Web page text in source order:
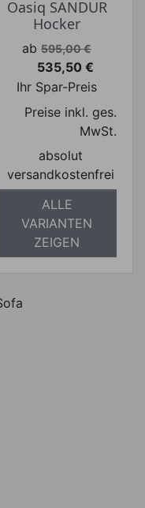
Oasiq SANDUR
Hocker
Verkaufspreis
ab 595,00 €
Preis
535,50 €
Ihr Spar-Preis
Preise inkl. ges.
MwSt.
absolut
versandkostenfrei
ALLE
VARIANTEN
ZEIGEN